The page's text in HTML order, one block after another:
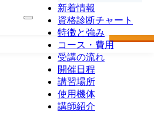
TOP ドローン講習
新着情報
資格診断チャート
特徴と強み
コース・費用
受講の流れ
開催日程
講習場所
使用機体
講師紹介